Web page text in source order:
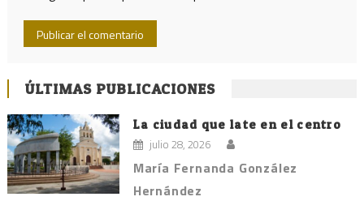
ÚLTIMAS PUBLICACIONES
La ciudad que late en el centro
julio 28, 2026
María Fernanda González
Hernández